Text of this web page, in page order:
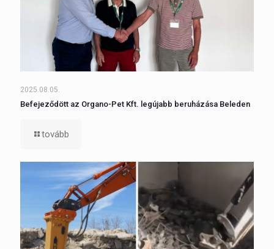
2025.08.05.
Befejeződött az Organo-Pet Kft. legújabb beruházása Beleden
tovább